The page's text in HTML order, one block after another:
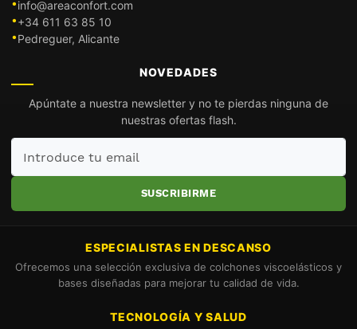
info@areaconfort.com
+34 611 63 85 10
Pedreguer, Alicante
NOVEDADES
Apúntate a nuestra newsletter y no te pierdas ninguna de
nuestras ofertas flash.
Introduce
email
SUSCRIBIRME
ESPECIALISTAS EN DESCANSO
Ofrecemos una selección exclusiva de colchones viscoelásticos y
bases diseñadas para mejorar tu calidad de vida.
TECNOLOGÍA Y SALUD